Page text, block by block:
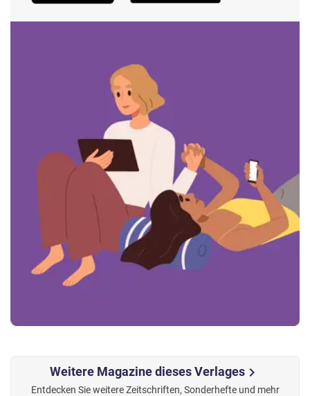
Weitere Magazine dieses Verlageschevron_right
Entdecken Sie weitere Zeitschriften, Sonderhefte und mehr